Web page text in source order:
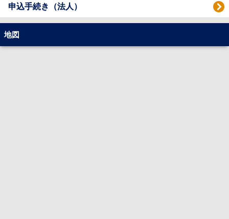
申込手続き（法人）
地図